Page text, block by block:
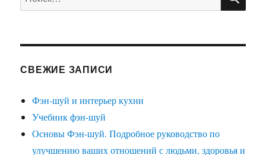
СВЕЖИЕ ЗАПИСИ
Фэн-шуй и интерьер кухни
Учебник фэн-шуй
Основы Фэн-шуй. Подробное руководство по
улучшению ваших отношений с людьми, здоровья и